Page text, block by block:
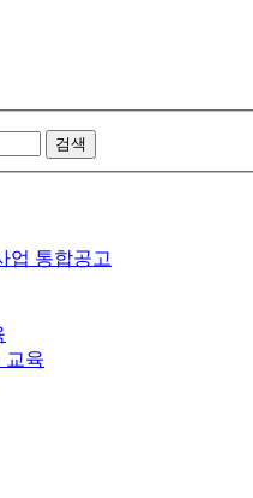
검색
업 통합공고
교육